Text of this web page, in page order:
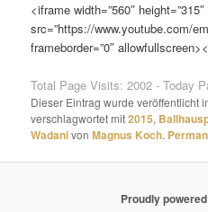
<iframe width=”560″ height=”315″
src=”https://www.youtube.com/
frameborder=”0″
Total Page Visits: 2002 - Today
Dieser Eintrag wurde veröffentlicht
verschlagwortet mit2015,
WadanivonMagnus Koch.
Proudly